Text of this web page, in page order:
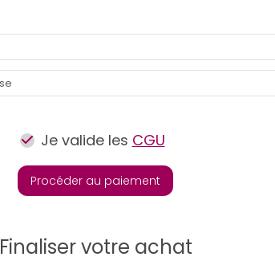
Je valide les CGU
Procéder au paiement
Finaliser votre achat